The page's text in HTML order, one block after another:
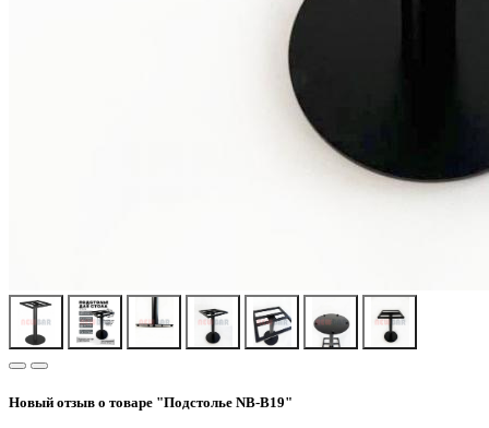
Новый отзыв о товаре "Подстолье NB-B19"